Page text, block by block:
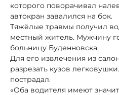
которого поворачивал
автокран завалился на бок.
Тяжёлые травмы получил
местный житель. Мужчину
больницу Буденновска.
Для его извлечения из
разрезать кузов
пострадал.
«Оба водителя имеют